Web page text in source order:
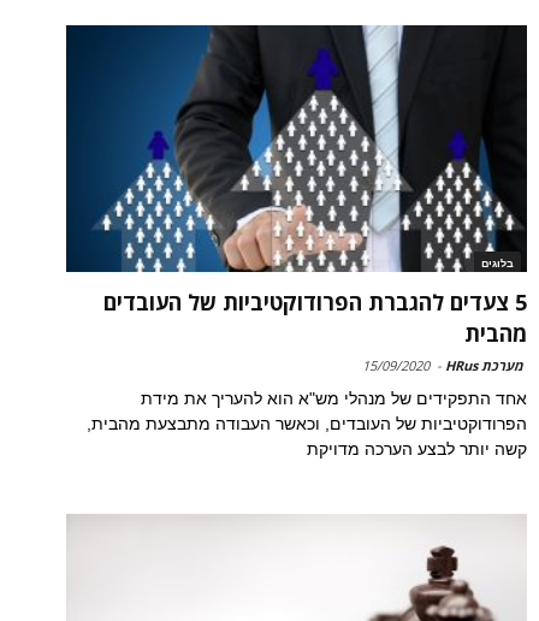
בלוגים
5 צעדים להגברת הפרודוקטיביות של העובדים
מהבית
מערכת HRus -
15/09/2020
אחד התפקידים של מנהלי מש"א הוא להעריך את מידת
הפרודוקטיביות של העובדים, וכאשר העבודה מתבצעת מהבית,
קשה יותר לבצע הערכה מדויקת